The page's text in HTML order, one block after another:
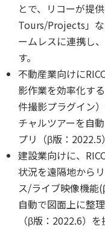
とで、リコーが提
Tours/Projects」
ームレスに連携し
す。
不動産業向けに
影作業を効率化す
件撮影プラグイン
チャルツアーを自
プリ（β版：2022.5
建設業向けに、
状況を遠隔地から
ス/ライブ映像機能
自動で図面上に整
（β版：2022.6）を